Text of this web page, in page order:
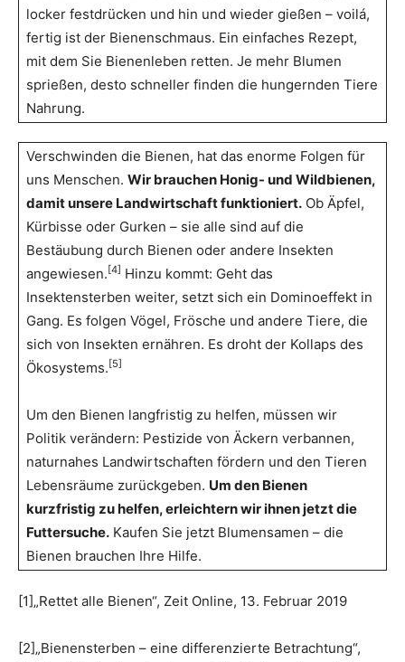
locker festdrücken und hin und wieder gießen – voilá,
fertig ist der Bienenschmaus. Ein einfaches Rezept,
mit dem Sie Bienenleben retten. Je mehr Blumen
sprießen, desto schneller finden die hungernden Tiere
Nahrung.
Verschwinden die Bienen, hat das enorme Folgen für
uns Menschen. Wir brauchen Honig- und Wildbienen,
damit unsere Landwirtschaft funktioniert. Ob Äpfel,
Kürbisse oder Gurken – sie alle sind auf die
Bestäubung durch Bienen oder andere Insekten
angewiesen. [4] Hinzu kommt: Geht das
Insektensterben weiter, setzt sich ein Dominoeffekt in
Gang. Es folgen Vögel, Frösche und andere Tiere, die
sich von Insekten ernähren. Es droht der Kollaps des
Ökosystems. [5]
Um den Bienen langfristig zu helfen, müssen wir
Politik verändern: Pestizide von Äckern verbannen,
naturnahes Landwirtschaften fördern und den Tieren
Lebensräume zurückgeben. Um den Bienen
kurzfristig zu helfen, erleichtern wir ihnen jetzt die
Futtersuche. Kaufen Sie jetzt Blumensamen – die
Bienen brauchen Ihre Hilfe.
[1]„Rettet alle Bienen“, Zeit Online, 13. Februar 2019
[2]„Bienensterben – eine differenzierte Betrachtung“,